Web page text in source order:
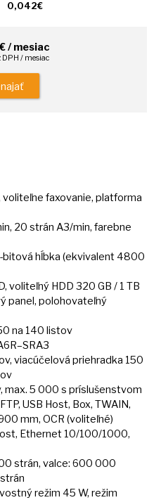
0,042€
/ mesiac
/ mesiac
faxovanie, platforma
20 strán A3/min, farebne
bitová hĺbka (ekvivalent 4800
voliteľný HDD 320 GB / 1 TB
panel, polohovateľný
na 140 listov
viacúčelová priehradka 150
max. 5 000 s príslušenstvom
USB Host, Box, TWAIN,
mm, OCR (voliteľné)
Ethernet 10/100/1000,
strán, valce: 600 000
režim 45 W, režim